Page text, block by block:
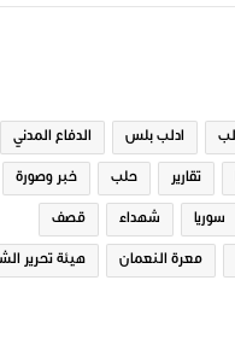
ادلب بلس الدفاع المدني
تقارير حلب خبر وصورة
سوريا شهداء قصف
معرة النعمان هيئة تحرير